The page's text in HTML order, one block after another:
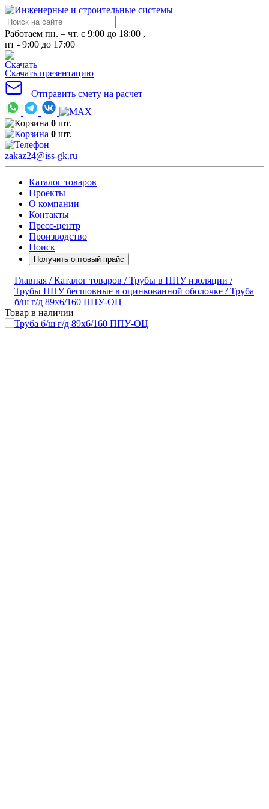
Работаем пн. – чт. с 9:00 до 18:00 ,
пт - 9:00 до 17:00
Скачать презентацию
Отправить смету на расчет
0 шт.
0 шт.
zakaz24@iss-gk.ru
Каталог товаров
Проекты
О компании
Контакты
Пресс-центр
Производство
Поиск
Получить оптовый прайс
Главная /Каталог товаров /Трубы в ППУ изоляции /
Трубы ППУ бесшовные в оцинкованной оболочке /Труба
б/ш г/д 89х6/160 ППУ-ОЦ
Товар в наличии